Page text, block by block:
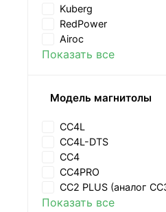
Kuberg
RedPower
Airoc
Показать все
Модель магнитолы
CC4L
CC4L-DTS
CC4
CC4PRO
CC2 PLUS (аналог
Показать все